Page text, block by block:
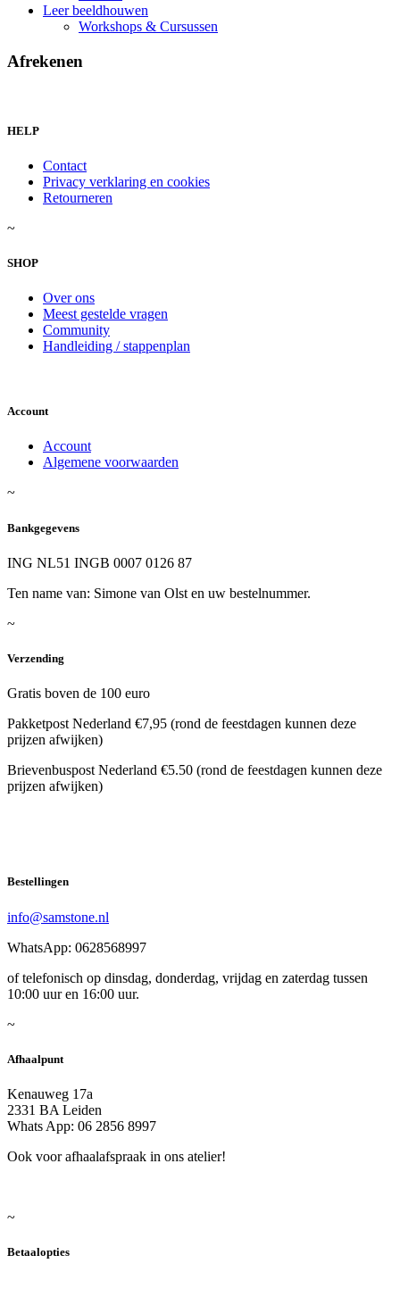
Leer beeldhouwen
Workshops & Cursussen
Afrekenen
HELP
Contact
Privacy verklaring en cookies
Retourneren
~
SHOP
Over ons
Meest gestelde vragen
Community
Handleiding / stappenplan
Account
Account
Algemene voorwaarden
~
Bankgegevens
ING NL51 INGB 0007 0126 87
Ten name van: Simone van Olst en uw bestelnummer.
~
Verzending
Gratis boven de 100 euro
Pakketpost Nederland €7,95 (rond de feestdagen kunnen deze
prijzen afwijken)
Brievenbuspost Nederland €5.50 (rond de feestdagen kunnen deze
prijzen afwijken)
Bestellingen
info@samstone.nl
WhatsApp: 0628568997
of telefonisch op dinsdag, donderdag, vrijdag en zaterdag tussen
10:00 uur en 16:00 uur.
~
Afhaalpunt
Kenauweg 17a
2331 BA Leiden
Whats App: 06 2856 8997
Ook voor afhaalafspraak in ons atelier!
~
Betaalopties